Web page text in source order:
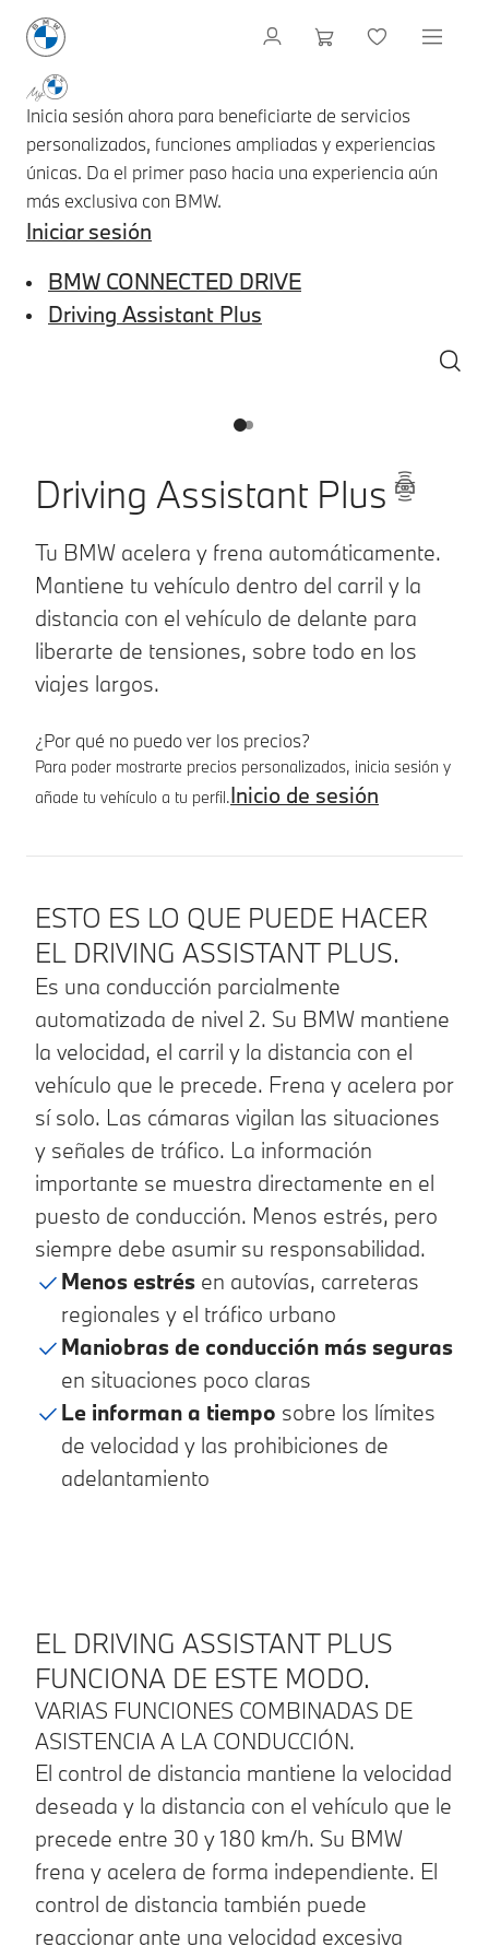
Inicia sesión ahora para beneficiarte de servicios
personalizados, funciones ampliadas y experiencias
únicas. Da el primer paso hacia una experiencia aún
más exclusiva con BMW.
Iniciar sesión
BMW CONNECTED DRIVE
Driving Assistant Plus
12
Driving Assistant Plus
Tu BMW acelera y frena automáticamente.
Mantiene tu vehículo dentro del carril y la
distancia con el vehículo de delante para
liberarte de tensiones, sobre todo en los
viajes largos.
¿Por qué no puedo ver los precios?
Para poder mostrarte precios personalizados, inicia sesión y
añade tu vehículo a tu perfil.Inicio de sesión
ESTO ES LO QUE PUEDE HACER
EL DRIVING ASSISTANT PLUS.
Es una conducción parcialmente
automatizada de nivel 2. Su BMW mantiene
la velocidad, el carril y la distancia con el
vehículo que le precede. Frena y acelera por
sí solo. Las cámaras vigilan las situaciones
y señales de tráfico. La información
importante se muestra directamente en el
puesto de conducción. Menos estrés, pero
siempre debe asumir su responsabilidad.
Menos estrés en autovías, carreteras
regionales y el tráfico urbano
Maniobras de conducción más seguras
en situaciones poco claras
Le informan a tiempo sobre los límites
de velocidad y las prohibiciones de
adelantamiento
EL DRIVING ASSISTANT PLUS
FUNCIONA DE ESTE MODO.
VARIAS FUNCIONES COMBINADAS DE
ASISTENCIA A LA CONDUCCIÓN.
El control de distancia mantiene la velocidad
deseada y la distancia con el vehículo que le
precede entre 30 y 180 km/h. Su BMW
frena y acelera de forma independiente. El
control de distancia también puede
reaccionar ante una velocidad excesiva